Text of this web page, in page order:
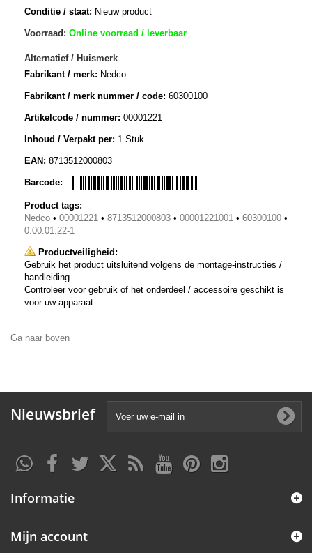
Conditie / staat: Nieuw product
Voorraad: Online voorraad / leverbaar
Alternatief / Huismerk
Fabrikant / merk: Nedco
Fabrikant / merk nummer / code: 60300100
Artikelcode / nummer: 00001221
Inhoud / Verpakt per: 1 Stuk
EAN: 8713512000803
Barcode:
Product tags:
Nedco • 00001221 • 8713512000803 • 00001221001 • 60300100 •
0.00.01.22-1
Productveiligheid:
Gebruik het product uitsluitend volgens de montage-instructies /
handleiding.
Controleer voor gebruik of het onderdeel / accessoire geschikt is
voor uw apparaat.
Ga naar boven
Nieuwsbrief
Informatie
Mijn account